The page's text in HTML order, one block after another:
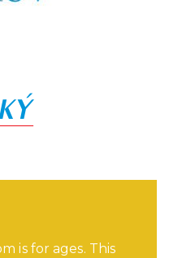
is for ages. This